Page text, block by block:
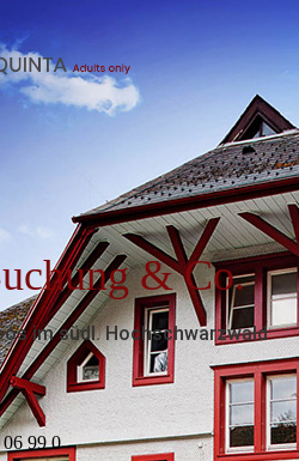
& Co.
im südl. Hochschwarzwald
99 0